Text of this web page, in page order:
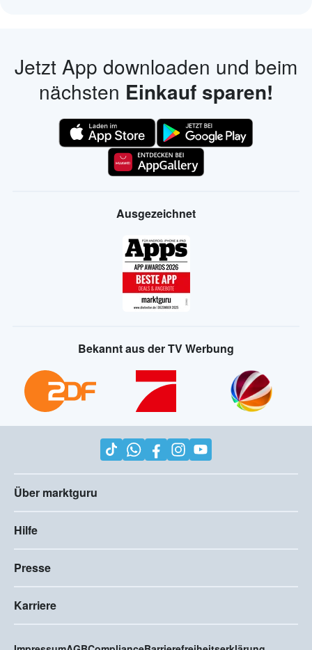
Jetzt App downloaden und beim
nächsten Einkauf sparen!
Ausgezeichnet
Bekannt aus der TV Werbung
Über marktguru
Hilfe
Presse
Karriere